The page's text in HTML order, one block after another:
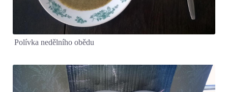
Polívka nedělního obědu